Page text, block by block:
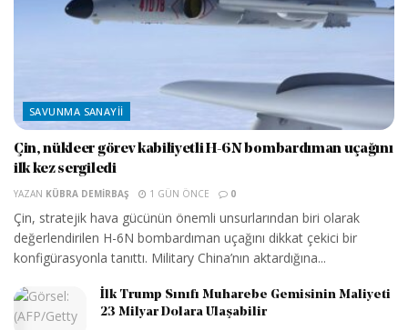
SAVUNMA SANAYII
Çin, nükleer görev kabiliyetli H-6N bombardıman uçağını
ilk kez sergiledi
YAZAN KÜBRA DEMIRBAŞ 1 GÜN ÖNCE 0
Çin, stratejik hava gücünün önemli unsurlarından biri olarak
değerlendirilen H-6N bombardıman uçağını dikkat çekici bir
konfigürasyonla tanıttı. Military China’nın aktardığına...
İlk Trump Sınıfı Muharebe Gemisinin Maliyeti
23 Milyar Dolara Ulaşabilir